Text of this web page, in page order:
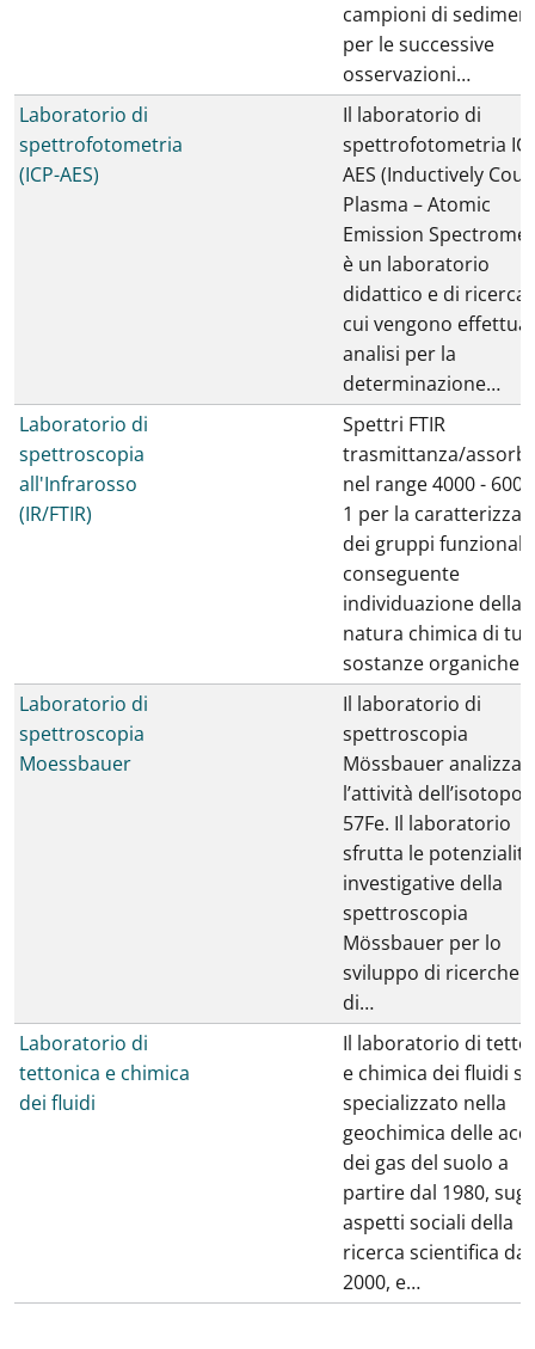
campioni di
per le successive
osservazioni…
Laboratorio di
spettrofotometria
(ICP-AES)
Il laboratorio di
spettrofotometria
AES (Inductively
Plasma – Atomic
Emission
è un laboratorio
didattico e di ricerca
cui vengono
analisi per la
determinazione…
Laboratorio di
spettroscopia
all'Infrarosso
(IR/FTIR)
Spettri FTIR
trasmittanza/
nel range 4000 - 600
1 per la
dei gruppi funzionali
conseguente
individuazione della
natura chimica di
sostanze organiche
Laboratorio di
spettroscopia
Moessbauer
Il laboratorio di
spettroscopia
Mössbauer analizza
l’attività dell’isotopo
57Fe. Il laboratorio
sfrutta le potenzialità
investigative della
spettroscopia
Mössbauer per lo
sviluppo di ricerche
di…
Laboratorio di
tettonica e chimica
dei fluidi
Il laboratorio di
e chimica dei fluidi si
specializzato nella
geochimica delle
dei gas del suolo a
partire dal 1980, sugli
aspetti sociali della
ricerca scientifica dal
2000, e…